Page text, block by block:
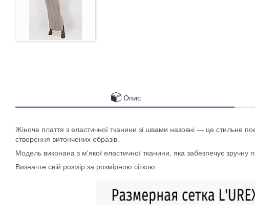
Опис
Жіноче плаття з еластичної тканини зі швами назовні — це стильне
створення витончених образів.
Модель виконана з м'якої еластичної тканини, яка забезпечує зручну
Визначте свій розмір за розмірною сіткою: